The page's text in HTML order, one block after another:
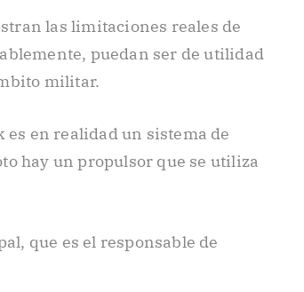
las limitaciones reales de
puedan ser de utilidad
militar.
en realidad un sistema de
hay un propulsor que se utiliza
que es el responsable de